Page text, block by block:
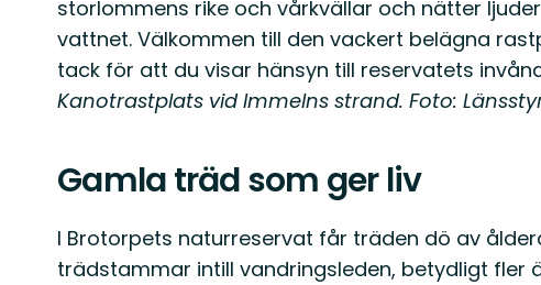
storlommens rike och vårkvällar och nätter
vattnet. Välkommen till den vackert belägna
tack för att du visar hänsyn till reservatets
Kanotrastplats vid Immelns strand. Foto:
Gamla träd som ger liv
I Brotorpets naturreservat får träden dö av
trädstammar intill vandringsleden, betydligt fler